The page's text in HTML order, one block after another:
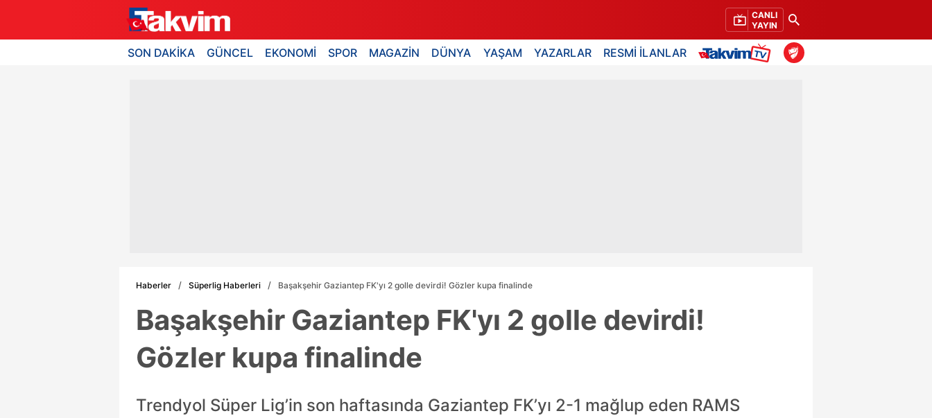
CANLI
YAYIN
SON DAKİKA GÜNCEL EKONOMİ SPOR MAGAZİN DÜNYA YAŞAM YAZARLAR RESMİ İLANLAR
Haberler Süperlig Haberleri Başakşehir Gaziantep FK'yı 2 golle devirdi! Gözler kupa finalinde
Başakşehir Gaziantep FK'yı 2 golle devirdi!
Gözler kupa finalinde
Trendyol Süper Lig’in son haftasında Gaziantep FK’yı 2-1 mağlup eden RAMS